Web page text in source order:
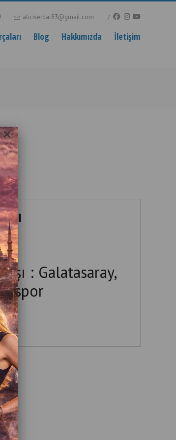
×
aticiserdar83@gmail.com
Blog Hakkımızda İletişim
: Galatasaray,
Muhasebesini